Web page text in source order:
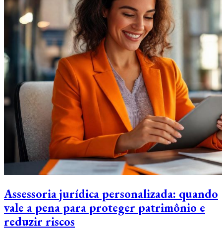
Assessoria jurídica personalizada: quando
vale a pena para proteger patrimônio e
reduzir riscos